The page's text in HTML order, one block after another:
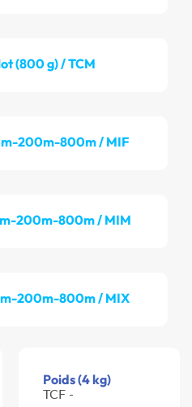
(800 g) / TCM
200m-800m / MIF
200m-800m / MIM
200m-800m / MIX
Poids (4 kg)
TCF -